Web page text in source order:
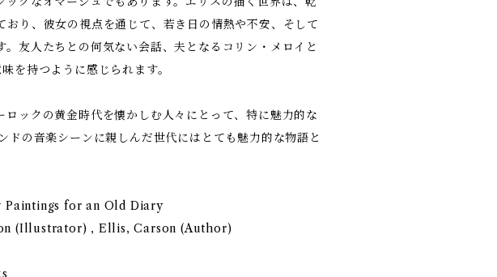
おり、彼女の視点を通じて、若き日の情熱や不安、そして
友人たちとの何気ない会話、夫となるコリン・メロイと
を持つように感じられます。
ロックの黄金時代を懐かしむ人々にとって、特に魅力的な
ドの音楽シーンに親しんだ世代にはとても魅力的な物語と
Paintings for an Old Diary
(Illustrator) , Ellis, Carson (Author)